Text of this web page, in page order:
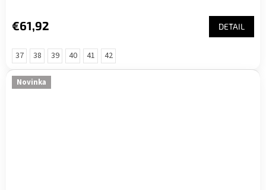
€61,92 DETAIL
37 38 39 40 41 42
Novinka